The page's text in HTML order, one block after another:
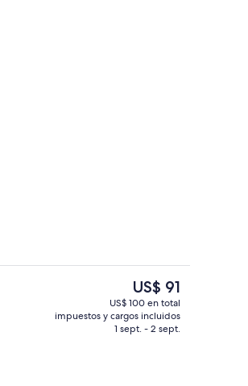
Fachada de la propiedad
El
precio
actual
es
US$ 91
US$ 100 en total
impuestos y cargos incluidos
1 sept. - 2 sept.